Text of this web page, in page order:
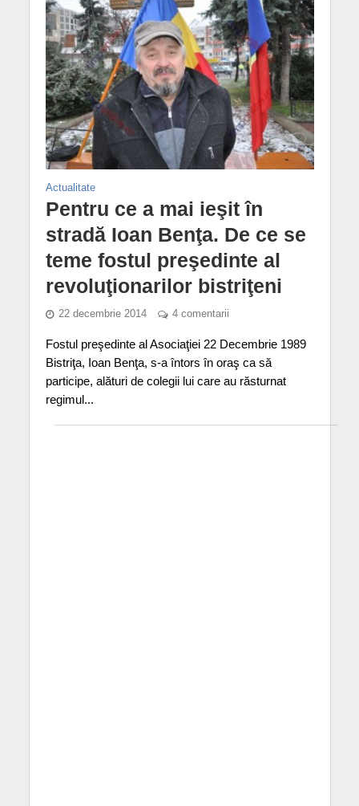
Actualitate
Pentru ce a mai ieşit în
stradă Ioan Benţa. De ce se
teme fostul preşedinte al
revoluţionarilor bistriţeni
22 decembrie 2014 4 comentarii
Fostul preşedinte al Asociaţiei 22 Decembrie 1989
Bistriţa, Ioan Benţa, s-a întors în oraş ca să
participe, alături de colegii lui care au răsturnat
regimul...